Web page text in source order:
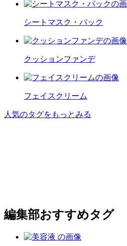
シートマスク・パック
クッションファンデ
フェイスクリーム
人気のタグをもっとみる
編集部おすすめタグ